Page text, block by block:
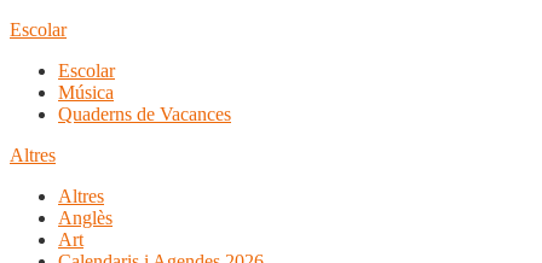
Escolar
Escolar
Música
Quaderns de Vacances
Altres
Altres
Anglès
Art